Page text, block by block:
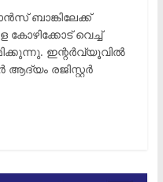
ബാങ്കിലേക്ക്
വെച്ച്
ഇന്റർവ്യൂവിൽ
രജിസ്റ്റർ